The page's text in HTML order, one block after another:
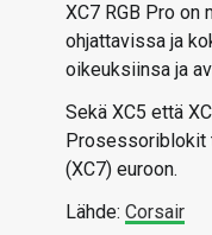
XC7 RGB Pro
ohjattavissa ja
oikeuksiinsa ja
Sekä XC5 että
Prosessoriblokit
(XC7) euroon.
Lähde: Corsair